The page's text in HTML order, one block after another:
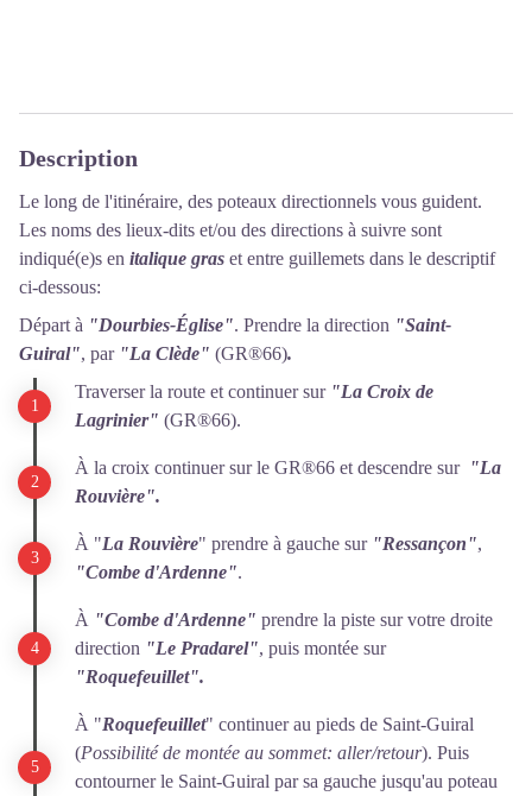
Description
Le long de l'itinéraire, des poteaux directionnels vous guident.
Les noms des lieux-dits et/ou des directions à suivre sont
indiqué(e)s en italique gras et entre guillemets dans le descriptif
ci-dessous:
Départ à "Dourbies-Église". Prendre la direction "Saint-
Guiral", par "La Clède" (GR®66).
Traverser la route et continuer sur "La Croix de
Lagrinier" (GR®66).
À la croix continuer sur le GR®66 et descendre sur "La
Rouvière".
À "La Rouvière" prendre à gauche sur "Ressançon",
"Combe d'Ardenne".
À "Combe d'Ardenne" prendre la piste sur votre droite
direction "Le Pradarel", puis montée sur
"Roquefeuillet".
À "Roquefeuillet" continuer au pieds de Saint-Guiral
(Possibilité de montée au sommet: aller/retour). Puis
contourner le Saint-Guiral par sa gauche jusqu'au poteau